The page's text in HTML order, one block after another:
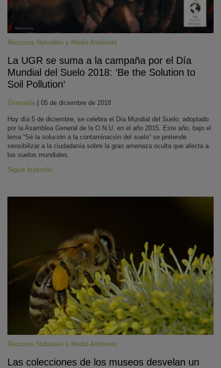
Recursos Naturales y Medio Ambiente
La UGR se suma a la campaña por el Día
Mundial del Suelo 2018: ‘Be the Solution to
Soil Pollution’
Granada | 05 de diciembre de 2018
Hoy día 5 de diciembre, se celebra el Día Mundial del Suelo, adoptado
por la Asamblea General de la O.N.U. en el año 2015. Este año, bajo el
lema “Sé la solución a la contaminación del suelo” se pretende
sensibilizar a la ciudadanía sobre la gran amenaza oculta que afecta a
los suelos mundiales.
Sigue leyendo
Recursos Naturales y Medio Ambiente
Las colecciones de los museos desvelan un